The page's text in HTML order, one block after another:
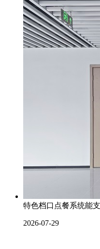
特色档口点餐系统能
2026-07-29